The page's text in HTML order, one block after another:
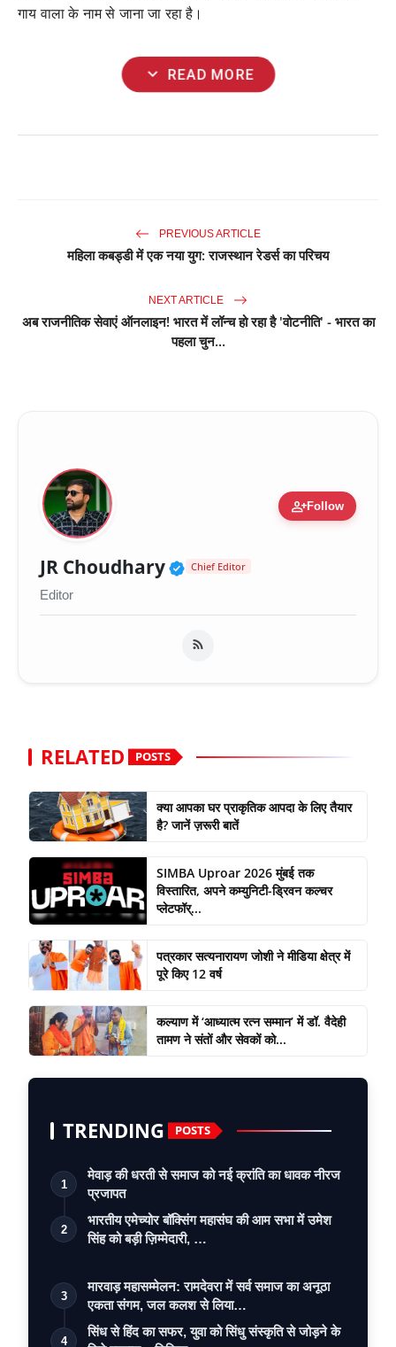
गाय वाला के नाम से जाना जा रहा है।
expand_more READ MORE
PREVIOUS ARTICLE
महिला कबड्डी में एक नया युग: राजस्थान रेडर्स का परिचय
NEXT ARTICLE
अब राजनीतिक सेवाएं ऑनलाइन! भारत में लॉन्च हो रहा है 'वोटनीति' - भारत का
पहला चुन...
person_addFollow
JR Choudhary Verified Public Figure
Chief Editor
Editor
RELATED POSTS
क्या आपका घर प्राकृतिक आपदा के लिए तैयार
है? जानें ज़रूरी बातें
SIMBA Uproar 2026 मुंबई तक
विस्तारित, अपने कम्युनिटी-ड्रिवन कल्चर
प्लेटफॉर्...
पत्रकार सत्यनारायण जोशी ने मीडिया क्षेत्र में
पूरे किए 12 वर्ष
कल्याण में ‘आध्यात्म रत्न सम्मान’ में डॉ. वैदेही
तामण ने संतों और सेवकों को...
TRENDING POSTS
1
मेवाड़ की धरती से समाज को नई क्रांति का धावक नीरज
प्रजापत
2
भारतीय एमेच्योर बॉक्सिंग महासंघ की आम सभा में उमेश
सिंह को बड़ी ज़िम्मेदारी, …
3
मारवाड़ महासम्मेलन: रामदेवरा में सर्व समाज का अनूठा
एकता संगम, जल कलश से लिया…
4
सिंध से हिंद का सफर, युवा को सिंधु संस्कृति से जोड़ने के